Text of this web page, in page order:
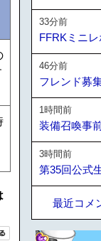
33分前
FFRKミニ
46分前
フレンド募
1時間前
装備召喚事
3時間前
第35回公式
最近コメ